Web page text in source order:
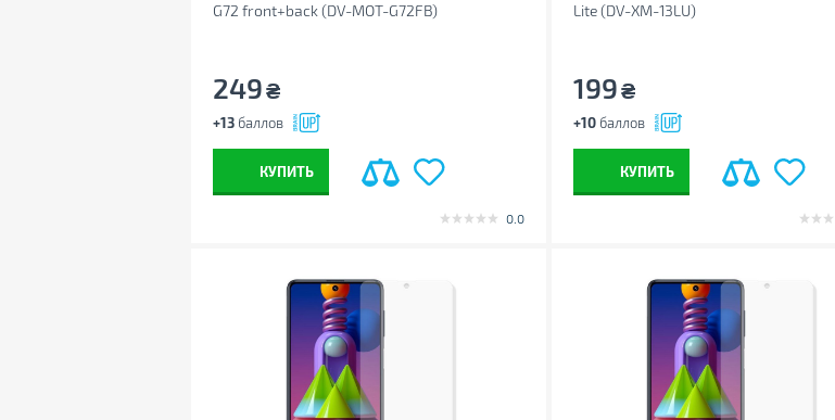
G72 front+back (DV-MOT-G72FB)
249₴
+13 баллов
КУПИТЬ
0.0
Lite (DV-XM-13LU)
199₴
+10баллов
КУПИТЬ